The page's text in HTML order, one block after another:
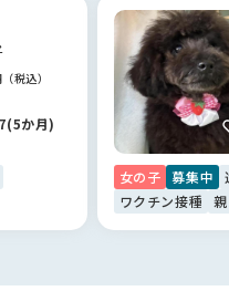
こちらのBreederFamilies
できるサイトだと感じまし
ような素敵な専門家と繋が
家族探しができていま
税込）
(5か月)
女の子 募集中
ワクチン接種